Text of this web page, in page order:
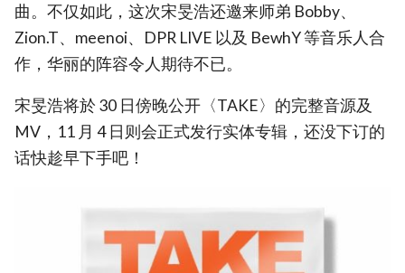
曲。不仅如此，这次宋旻浩还邀来师弟 Bobby、
Zion.T、meenoi、DPR LIVE 以及 BewhY 等音乐人合
作，华丽的阵容令人期待不已。
宋旻浩将於 30 日傍晚公开〈TAKE〉的完整音源及
MV，11 月 4 日则会正式发行实体专辑，还没下订的
话快趁早下手吧！